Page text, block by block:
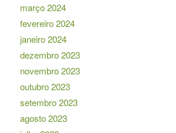
março 2024
fevereiro 2024
janeiro 2024
dezembro 2023
novembro 2023
outubro 2023
setembro 2023
agosto 2023